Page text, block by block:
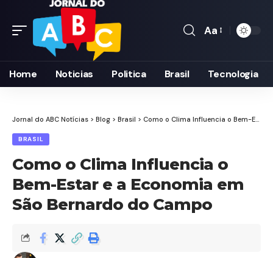
Font
Aa
Home Noticias Politica Brasil Tecnologia
Jornal do ABC Notícias > Blog > Brasil > Como o Clima Influencia o Bem-Estar e a Economia em São Bernardo do Campo
BRASIL
Como o Clima Influencia o
Bem-Estar e a Economia em
São Bernardo do Campo